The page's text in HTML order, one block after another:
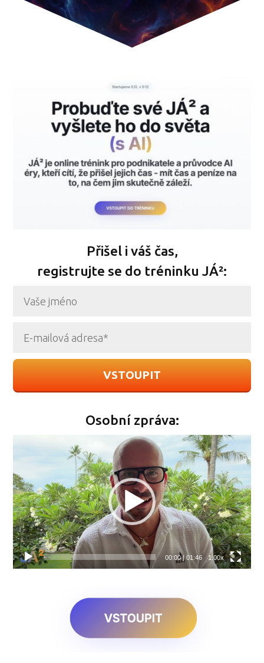
Přišel i váš čas,
registrujte se do tréninku JÁ²:
VSTOUPIT
Osobní zpráva:
00:00|01:46 1.00x